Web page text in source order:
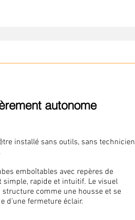
autonome
installé sans outils, sans technicien
emboîtables avec repères de
simple, rapide et intuitif. Le visuel
comme une housse et se
d’une fermeture éclair.